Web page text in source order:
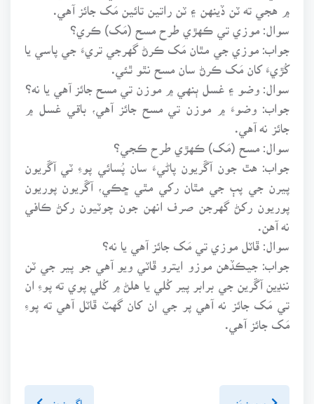
۾ هجي ته ٽن ڏينهن ۽ ٽن راتين تائين مَک جائز آهي.
سوال: موزي تي ڪهڙي طرح مسح (مَک) ڪري؟
جواب: موزي جي مٿان مَک ڪرڻ گهرجي تريءَ جي پاسي يا
کُڙيءَ کان مَک ڪرڻ سان مسح نٿو ٿئي.
سوال: وضو ۽ غسل ٻنهي ۾ موزن تي مسح جائز آهي يا نه؟
جواب: وضوءَ ۾ موزن تي مسح جائز آهي، باقي غسل ۾
جائز نه آهي.
سوال: مسح (مَک) ڪهڙي طرح ڪجي؟
جواب: هٿ جون آڱريون پاڻيءَ سان پُسائي پوءِ ٽي آڱريون
پيرن جي پٻ جي مٿان رکي مٿي ڇڪي، آڱريون پوريون
پوريون رکڻ گهرجن صرف انهن جون چوٽيون رکڻ ڪافي
نه آهن.
سوال: ڦاٽل موزي تي مَک جائز آهي يا نه؟
جواب: جيڪڏهن موزو ايترو ڦاٽي ويو آهي جو پير جي ٽن
ننڍين آڱرين جي برابر پير کُلي يا هلڻ ۾ کُلي پوي ته پوءِ ان
تي مَک جائز نه آهي پر جي ان کان گهٽ ڦاٽل آهي ته پوءِ
مَک جائز آهي.
پويون پَنو اڳيون پنو